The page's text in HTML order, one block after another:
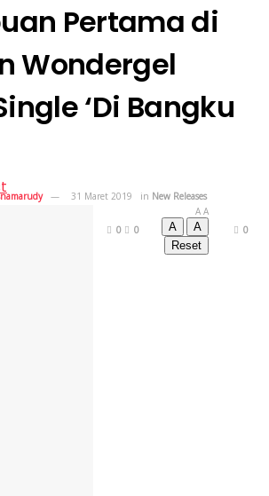
Pertama di
Wondergel
‘Di Bangku
31 Maret 2019 in New Releases
0 0
A A
A
A
Reset
0